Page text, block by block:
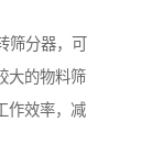
筛分器，可
大的物料筛
作效率，减